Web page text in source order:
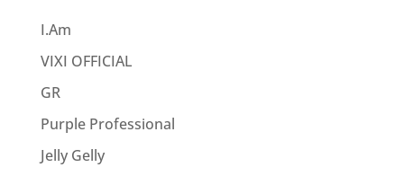
I.Am
VIXI OFFICIAL
GR
Purple Professional
Jelly Gelly